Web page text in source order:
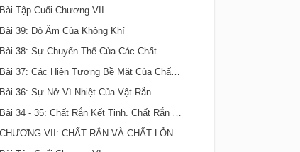
Bài Tập Cuối Chương VII
Bài 39: Độ Ẩm Của Không Khí
Bài 38: Sự Chuyển Thể Của Các Chất
Bài 37: Các Hiện Tượng Bề Mặt Của Chất Lỏng
Bài 36: Sự Nở Vì Nhiệt Của Vật Rắn
Bài 34 - 35: Chất Rắn Kết Tinh. Chất Rắn Vô Định Hình. Biến Dạng Cơ Của Vật Rắn
CHƯƠNG VII: CHẤT RẮN VÀ CHẤT LỎNG. SỰ CHUYỂN THỂ